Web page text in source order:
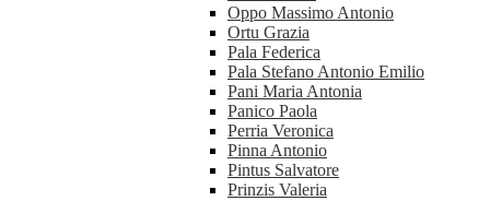
Oppo Massimo Antonio
Ortu Grazia
Pala Federica
Pala Stefano Antonio Emilio
Pani Maria Antonia
Panico Paola
Perria Veronica
Pinna Antonio
Pintus Salvatore
Prinzis Valeria